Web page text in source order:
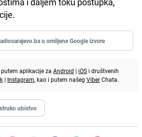
u omiljene Google izvore
aplikacije za Android | iOS i društvenih
| Instagram, kao i putem našeg ViberChata.
ubistvo